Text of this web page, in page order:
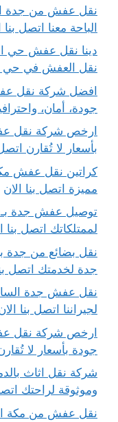
الباحة معنا اتصل بنا
نقل العفش في حي
جودة، أمان،
بأسعار لا تُقارن
مميزة اتصل بنا الان
لممتلكاتك اتصل بنا
جدة لخدمتك اتصل
لجيراننا اتصل بنا
جودة بأسعار لا
وموثوقة لراحتك